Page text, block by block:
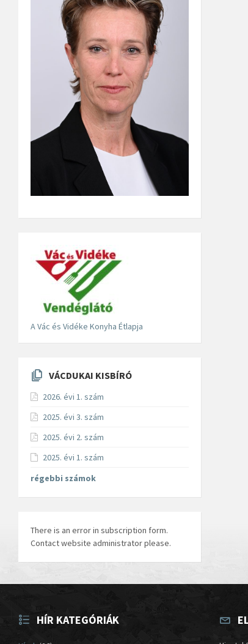
A Vác és Vidéke Konyha Étlapja
VÁCDUKAI KISBÍRÓ
2026. évi 1. szám
2025. évi 3. szám
2025. évi 2. szám
2025. évi 1. szám
régebbi számok
There is an error in subscription form.
Contact website administrator please.
HÍR KATEGÓRIÁK